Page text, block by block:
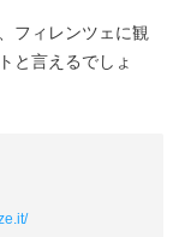
フィレンツェに観
と言えるでしょ